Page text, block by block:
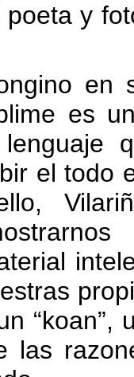
y
en
es
el todo
,
“koan”,
las